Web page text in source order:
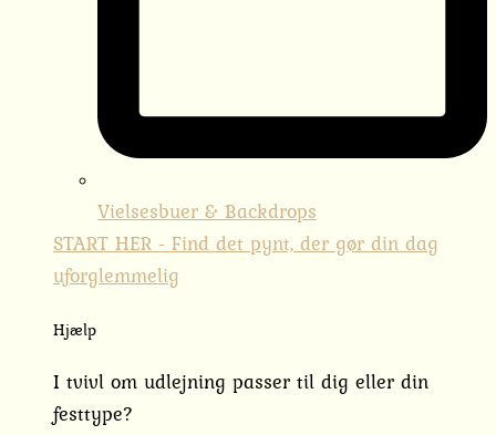
Vielsesbuer & Backdrops
START HER - Find det pynt, der gør din dag
uforglemmelig
Hjælp
I tvivl om udlejning passer til dig eller din
festtype?